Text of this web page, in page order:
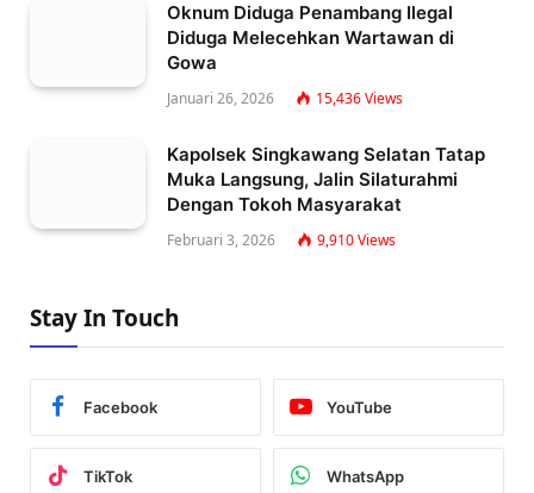
Oknum Diduga Penambang Ilegal
Diduga Melecehkan Wartawan di
Gowa
Januari 26, 2026 15,436Views
Kapolsek Singkawang Selatan Tatap
Muka Langsung, Jalin Silaturahmi
Dengan Tokoh Masyarakat
Februari 3, 2026 9,910Views
Stay In Touch
Facebook YouTube
TikTok WhatsApp